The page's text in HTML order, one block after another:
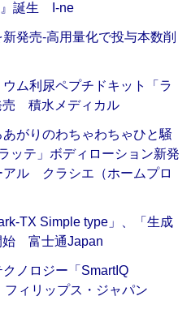
』誕生 I-ne
発売‐高用量化で投与本数削
ウム利尿ペプチドキット「ラ
売 積水メディカル
あがりのわちゃわちゃひと騒
ッテ」ボディローション新発
アル クラシエ（ホームプロ
TX Simple type」、「生成
始 富士通Japan
クノロジー「SmartIQ
ィリップス・ジャパン